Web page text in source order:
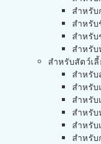
สำหรับ
สำหรั
สำหรับ
สำหรับ
สำหรับสัตว์เ
สำหรับ
สำหรับ
สำหรับ
สำหรับ
สำหรับ
สำหรับ